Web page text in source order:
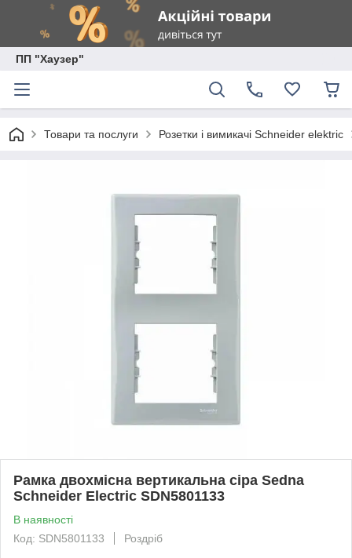
ПП "Хаузер"
Товари та послуги Розетки і вимикачі Schneider elektric
Рамка двохмісна вертикальна сіра Sedna
Schneider Electric SDN5801133
В наявності
Код: SDN5801133
Роздріб